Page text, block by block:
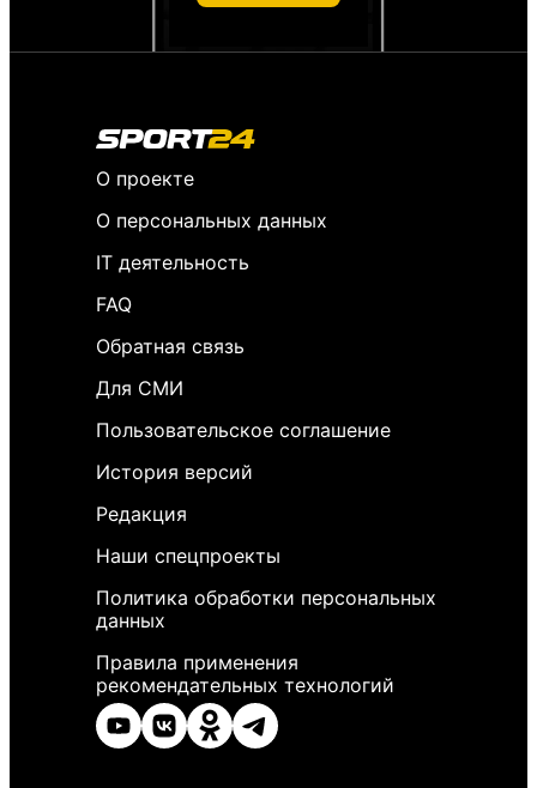
О проекте
О персональных данных
IT деятельность
FAQ
Обратная связь
Для СМИ
Пользовательское соглашение
История версий
Редакция
Наши спецпроекты
Политика обработки персональных
данных
Правила применения
рекомендательных технологий